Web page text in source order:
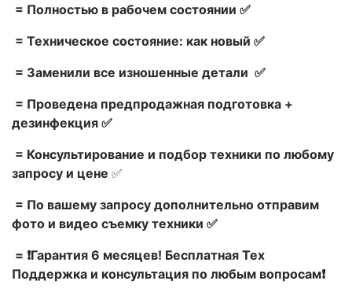
= Полностью в рабочем состоянии ✅
= Техническое состояние: как новый ✅
= Заменили все изношенные детали ✅
= Проведена предпродажная подготовка +
дезинфекция ✅
= Консультирование и подбор техники по любому
запросу и цене ✅
= По вашему запросу дополнительно отправим
фото и видео съемку техники ✅
= ❗Гарантия 6 месяцев! Бесплатная Тех
Поддержка и консультация по любым вопросам❗